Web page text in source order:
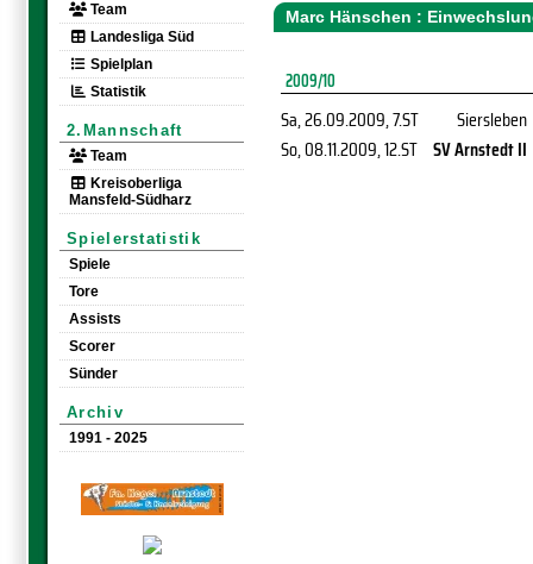
Team
Landesliga Süd
Spielplan
Statistik
2.Mannschaft
Team
Kreisoberliga
Mansfeld-Südharz
Spielerstatistik
Spiele
Tore
Assists
Scorer
Sünder
Archiv
1991 - 2025
Marc Hänschen :
2009/10
Sa, 26.09.2009, 7.ST
Siersleben
So, 08.11.2009, 12.ST SV Arnstedt II